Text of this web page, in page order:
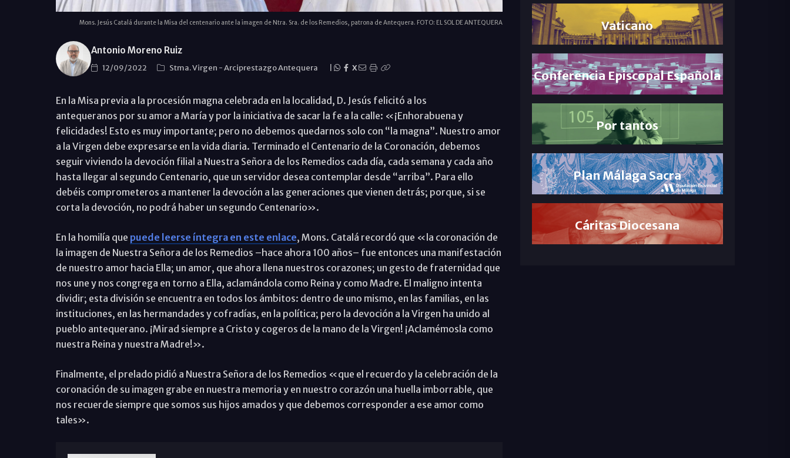
Mons. Jesús Catalá durante la Misa del centenario ante la imagen de Ntra. Sra. de los Remedios, patrona de Antequera. FOTO: EL SOL DE ANTEQUERA
Antonio Moreno Ruiz
12/09/2022 Stma. Virgen -Arciprestazgo Antequera X
En la Misa previa a la procesión magna celebrada en la localidad, D. Jesús felicitó a los
antequeranos por su amor a María y por la iniciativa de sacar la fe a la calle: «¡Enhorabuena y
felicidades! Esto es muy importante; pero no debemos quedarnos solo con “la magna”. Nuestro amor
a la Virgen debe expresarse en la vida diaria. Terminado el Centenario de la Coronación, debemos
seguir viviendo la devoción filial a Nuestra Señora de los Remedios cada día, cada semana y cada año
hasta llegar al segundo Centenario, que un servidor desea contemplar desde “arriba”. Para ello
debéis comprometeros a mantener la devoción a las generaciones que vienen detrás; porque, si se
corta la devoción, no podrá haber un segundo Centenario».
En la homilía que puede leerse íntegra en este enlace, Mons. Catalá recordó que «la coronación de
la imagen de Nuestra Señora de los Remedios –hace ahora 100 años– fue entonces una manifestación
de nuestro amor hacia Ella; un amor, que ahora llena nuestros corazones; un gesto de fraternidad que
nos une y nos congrega en torno a Ella, aclamándola como Reina y como Madre. El maligno intenta
dividir; esta división se encuentra en todos los ámbitos: dentro de uno mismo, en las familias, en las
instituciones, en las hermandades y cofradías, en la política; pero la devoción a la Virgen ha unido al
pueblo antequerano. ¡Mirad siempre a Cristo y cogeros de la mano de la Virgen! ¡Aclamémosla como
nuestra Reina y nuestra Madre!».
Finalmente, el prelado pidió a Nuestra Señora de los Remedios «que el recuerdo y la celebración de la
coronación de su imagen grabe en nuestra memoria y en nuestro corazón una huella imborrable, que
nos recuerde siempre que somos sus hijos amados y que debemos corresponder a ese amor como
tales».
Vaticano
Conferencia Episcopal Española
Por tantos
Plan Málaga Sacra
Cáritas Diocesana